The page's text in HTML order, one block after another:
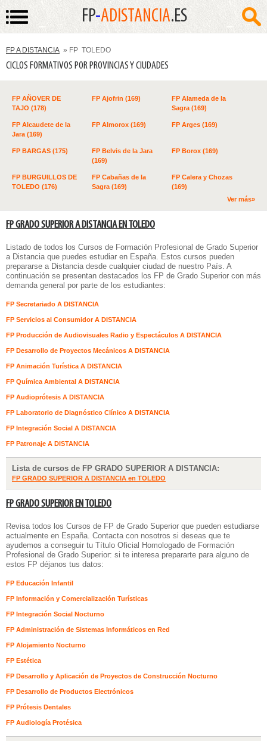
FP-ADISTANCIA.ES
FP A DISTANCIA » FP TOLEDO
CICLOS FORMATIVOS POR PROVINCIAS Y CIUDADES
FP AÑOVER DE
TAJO (178)
FP Ajofrin (169)
FP Alameda de la
Sagra (169)
FP Alcaudete de la
Jara (169)
FP Almorox (169) FP Arges (169)
FP BARGAS (175)
FP Belvis de la Jara
(169)
FP Borox (169)
FP BURGUILLOS DE
TOLEDO (176)
FP Cabañas de la
Sagra (169)
FP Calera y Chozas
(169)
Ver más»
FP GRADO SUPERIOR A DISTANCIA EN TOLEDO
Listado de todos los Cursos de Formación Profesional de Grado Superior
a Distanciaque puedes estudiar en España. Estos cursos pueden
prepararse a Distancia desde cualquier ciudad de nuestro País. A
continuación se presentan destacados los FP de Grado Superior con más
demanda general por parte de los estudiantes:
FP Secretariado A DISTANCIA
FP Servicios al Consumidor A DISTANCIA
FP Producción de Audiovisuales Radio y Espectáculos A DISTANCIA
FP Desarrollo de Proyectos Mecánicos A DISTANCIA
FP Animación Turística A DISTANCIA
FP Química Ambiental A DISTANCIA
FP Audioprótesis A DISTANCIA
FP Laboratorio de Diagnóstico Clínico A DISTANCIA
FP Integración Social A DISTANCIA
FP Patronaje A DISTANCIA
Lista de cursos de FP GRADO SUPERIOR A DISTANCIA:
FP GRADO SUPERIOR A DISTANCIA en TOLEDO
FP GRADO SUPERIOR EN TOLEDO
Revisa todos los Cursos de FP de Grado Superior que pueden estudiarse
actualmente en España. Contacta con nosotros si deseas que te
ayudemos a conseguir tu Título Oficial Homologado de Formación
Profesional de Grado Superior: si te interesa prepararte para alguno de
estos FP déjanos tus datos:
FP Educación Infantil
FP Información y Comercialización Turísticas
FP Integración Social Nocturno
FP Administración de Sistemas Informáticos en Red
FP Alojamiento Nocturno
FP Estética
FP Desarrollo y Aplicación de Proyectos de Construcción Nocturno
FP Desarrollo de Productos Electrónicos
FP Prótesis Dentales
FP Audiología Protésica